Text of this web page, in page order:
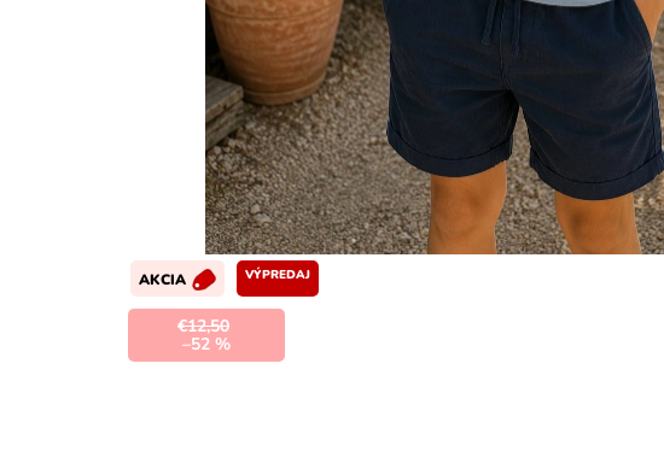
AKCIA VÝPREDAJ
€12,50
–52 %